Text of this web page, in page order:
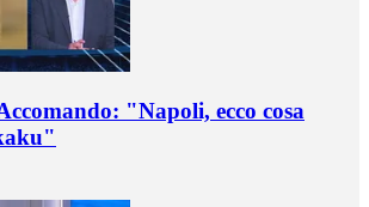
"Napoli, ecco cosa